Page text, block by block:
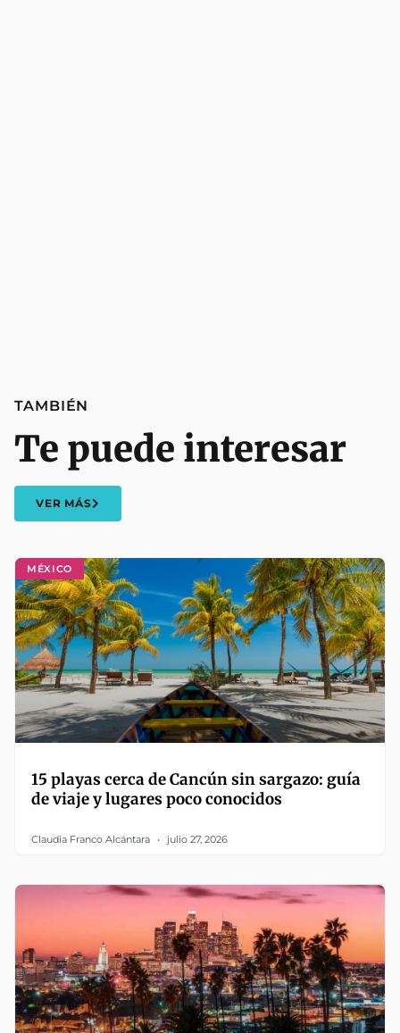
MÉXICO
15 playas cerca de Cancún sin sargazo: guía
de viaje y lugares poco conocidos
Claudia Franco Alcántara julio 27, 2026
TAMBIÉN
Te puede interesar
VER MÁS